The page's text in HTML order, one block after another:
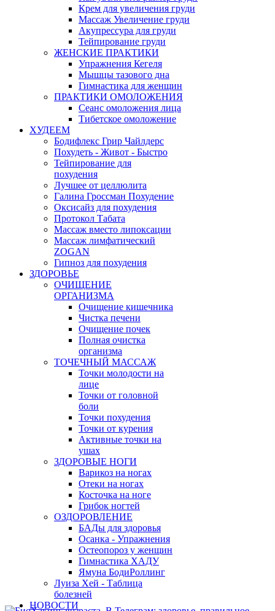
Крем для увеличения груди
Массаж Увеличение груди
Акупрессура для груди
Тейпирование груди
ЖЕНСКИЕ ПРАКТИКИ
Упражнения Кегеля
Мышцы тазового дна
Гимнастика для женщин
ПРАКТИКИ ОМОЛОЖЕНИЯ
Сеанс омоложения лица
Тибетское омоложение
ХУДЕЕМ
Бодифлекс Грир Чайлдерс
Похудеть - Живот - Быстро
Тейпирование для
похудения
Лучшее от целлюлита
Галина Гроссман Похудение
Оксисайз для похудения
Протокол Табата
Массаж вместо липоксации
Массаж лимфатический
ZOGAN
Гипноз для похудения
ЗДОРОВЬЕ
ОЧИЩЕНИЕ
ОРГАНИЗМА
Очищение кишечника
Чистка печени
Очищение почек
Полная очистка
организма
ТОЧЕЧНЫЙ МАССАЖ
Точки молодости на
лице
Точки от головной
боли
Точки похудения
Точки от курения
Активные точки на
ушах
ЗДОРОВЫЕ НОГИ
Варикоз на ногах
Отеки на ногах
Косточка на ноге
Грибок ногтей
ОЗДОРОВЛЕНИЕ
БАДы для здоровья
Осанка - Упражнения
Остеопороз у женщин
Гимнастика ХАДУ
Ямуна БодиРоллинг
Луиза Хей - Таблица
болезней
НОВОСТИ